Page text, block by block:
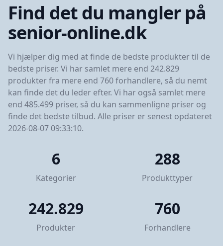
Find det du mangler på
senior-online.dk
Vi hjælper dig med at finde de bedste produkter til de
bedste priser. Vi har samlet mere end 242.829
produkter fra mere end 760 forhandlere, så du nemt
kan finde det du leder efter. Vi har også samlet mere
end 485.499 priser, så du kan sammenligne priser og
finde det bedste tilbud. Alle priser er senest opdateret
2026-08-07 09:33:10.
6
Kategorier
288
Produkttyper
242.829
Produkter
760
Forhandlere